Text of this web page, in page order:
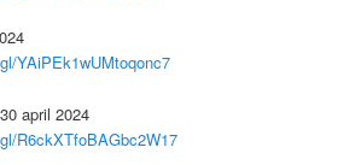
YAiPEk1wUMtoqonc7
april 2024
R6ckXTfoBAGbc2W17